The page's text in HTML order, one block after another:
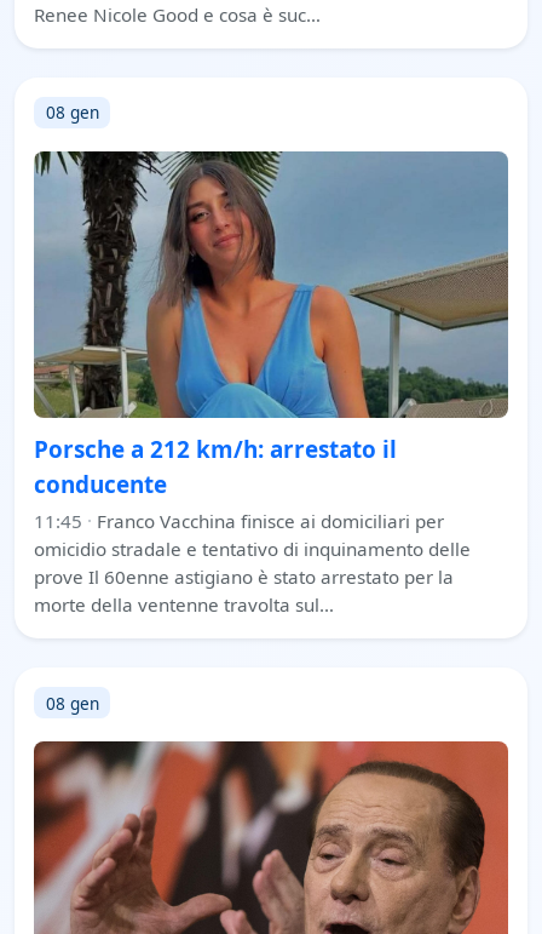
Renee Nicole Good e cosa è suc…
08 gen
Porsche a 212 km/h: arrestato il
conducente
11:45 · Franco Vacchina finisce ai domiciliari per
omicidio stradale e tentativo di inquinamento delle
prove Il 60enne astigiano è stato arrestato per la
morte della ventenne travolta sul…
08 gen